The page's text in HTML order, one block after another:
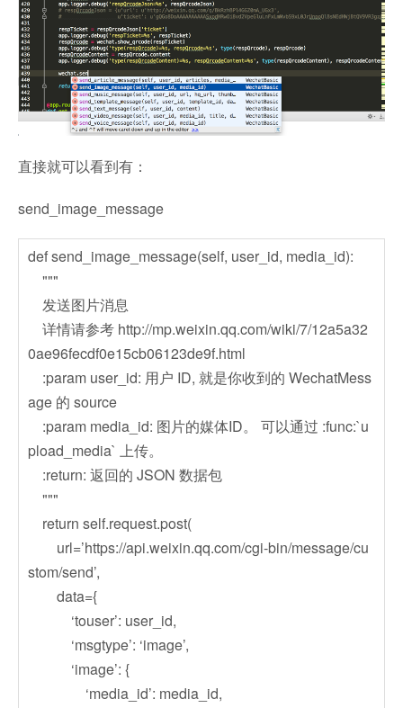
直接就可以看到有：
send_image_message
def send_image_message(self, user_id, media_id):
"""
发送图片消息
详情请参考 http://mp.weixin.qq.com/wiki/7/12a5a32
0ae96fecdf0e15cb06123de9f.html
:param user_id: 用户 ID, 就是你收到的 WechatMess
age 的 source
:param media_id: 图片的媒体ID。 可以通过 :func:`u
pload_media` 上传。
:return: 返回的 JSON 数据包
"""
return self.request.post(
url=’https://api.weixin.qq.com/cgi-bin/message/cu
stom/send’,
data={
‘touser’: user_id,
‘msgtype’: ‘image’,
‘image’: {
‘media_id’: media_id,